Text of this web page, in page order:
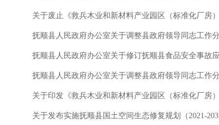
关于废止《救兵木业和新材料产业园区（标准化厂房
抚顺县人民政府办公室关于调整县政府领导同志工作
抚顺县人民政府办公室关于修订抚顺县食品安全事故
抚顺县人民政府办公室关于调整县政府领导同志工作
关于印发《救兵木业和新材料产业园区（标准化厂房
关于发布实施抚顺县国土空间生态修复规划（2021-